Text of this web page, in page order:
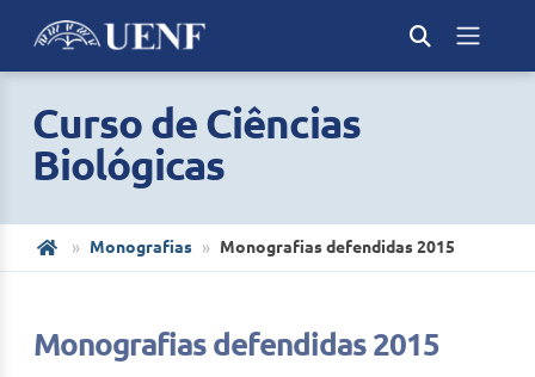
Curso de Ciências
Biológicas
Monografias Monografias defendidas 2015
Monografias defendidas 2015